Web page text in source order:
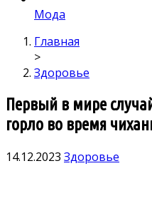
Мода
Главная
>
Здоровье
Первый в мире
горло во время
14.12.2023 Здоровье